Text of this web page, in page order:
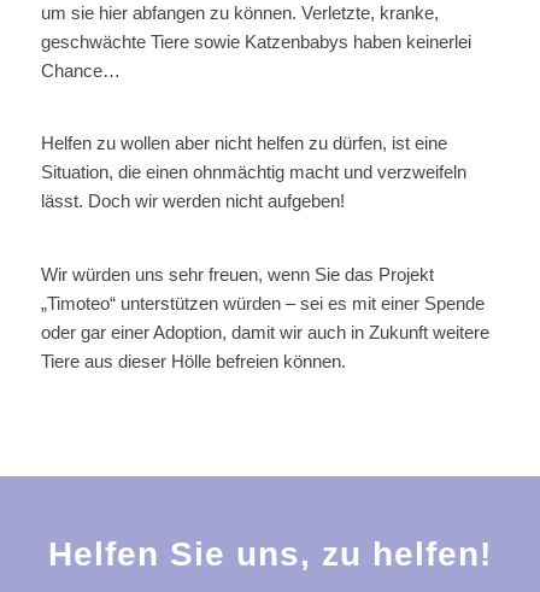
um sie hier abfangen zu können. Verletzte, kranke,
geschwächte Tiere sowie Katzenbabys haben keinerlei
Chance…
Helfen zu wollen aber nicht helfen zu dürfen, ist eine
Situation, die einen ohnmächtig macht und verzweifeln
lässt. Doch wir werden nicht aufgeben!
Wir würden uns sehr freuen, wenn Sie das Projekt
„Timoteo“ unterstützen würden – sei es mit einer Spende
oder gar einer Adoption, damit wir auch in Zukunft weitere
Tiere aus dieser Hölle befreien können.
Helfen Sie uns, zu helfen!